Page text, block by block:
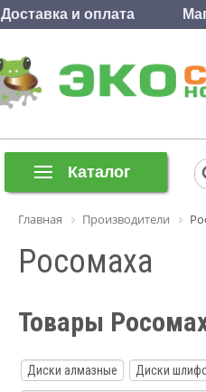
Доставка и оплата
Каталог
Главная Производители
Росомаха
Товары
Диски алмазные Диски